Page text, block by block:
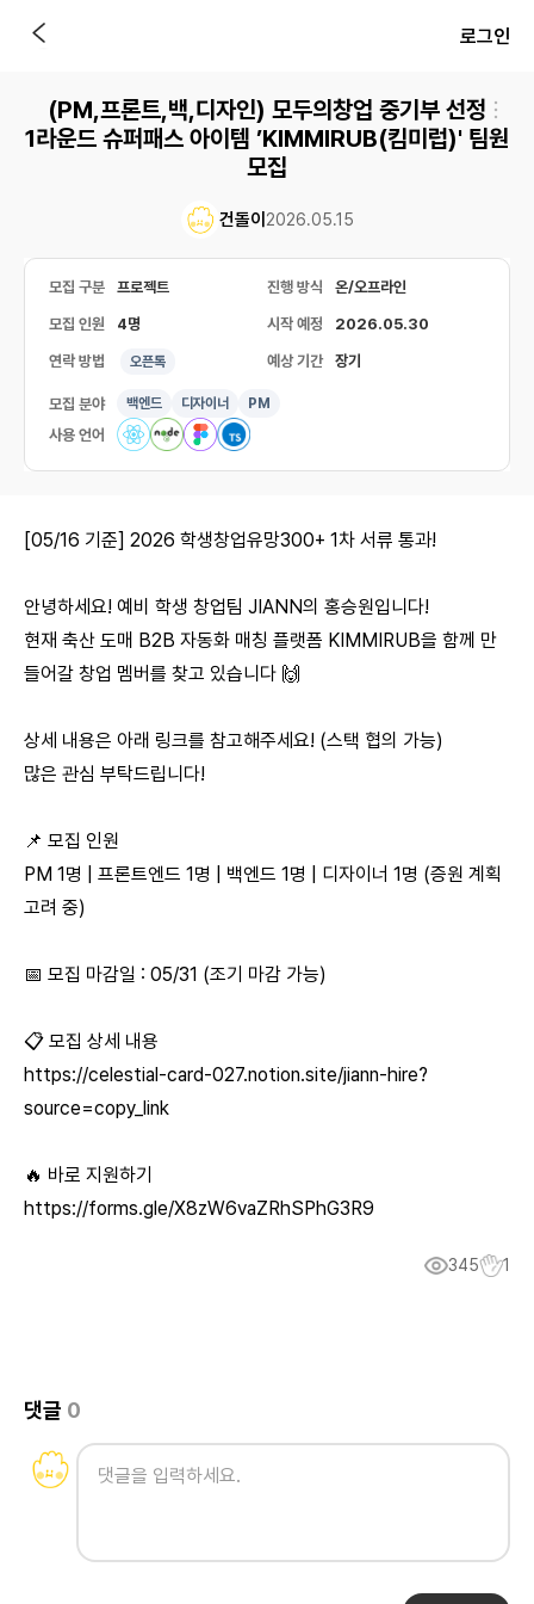
로그인
(PM,프론트,백,디자인) 모두의창업 중기부 선정
1라운드 슈퍼패스 아이템 ’KIMMIRUB(킴미럽)' 팀원
모집
건돌이 2026.05.15
모집 구분 프로젝트 진행 방식 온/오프라인
모집 인원 4명 시작 예정 2026.05.30
연락 방법 오픈톡 예상 기간 장기
모집 분야 백엔드 디자이너 PM
사용 언어
[05/16 기준] 2026 학생창업유망300+ 1차 서류 통과!
안녕하세요! 예비 학생 창업팀 JIANN의 홍승원입니다!
현재 축산 도매 B2B 자동화 매칭 플랫폼 KIMMIRUB을 함께 만
들어갈 창업 멤버를 찾고 있습니다 🙌
상세 내용은 아래 링크를 참고해주세요! (스택 협의 가능)
많은 관심 부탁드립니다!
📌 모집 인원
PM 1명 | 프론트엔드 1명 | 백엔드 1명 | 디자이너 1명 (증원 계획
고려 중)
📅 모집 마감일 : 05/31 (조기 마감 가능)
📋 모집 상세 내용
https://celestial-card-027.notion.site/jiann-hire?
source=copy_link
🔥 바로 지원하기
https://forms.gle/X8zW6vaZRhSPhG3R9
345 1
댓글 0